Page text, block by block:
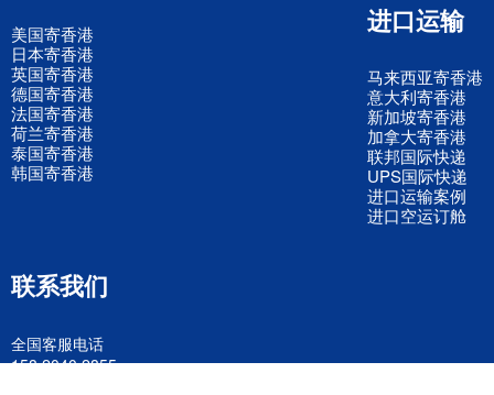
美国寄香港
日本寄香港
英国寄香港
德国寄香港
法国寄香港
荷兰寄香港
泰国寄香港
韩国寄香港
进口运输
马来西亚寄香港
意大利寄香港
新加坡寄香港
加拿大寄香港
联邦国际快递
UPS国际快递
进口运输案例
进口空运订舱
联系我们
全国客服电话
158 2040 2855